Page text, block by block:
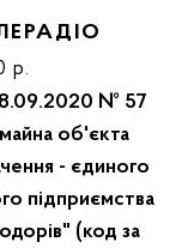
р.
№ 57
об'єкта
- єдиного
підприємства
(код за